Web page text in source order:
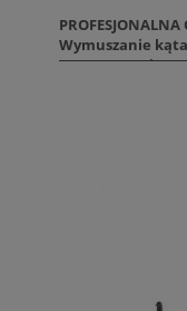
Wymuszanie
1500 Promocja